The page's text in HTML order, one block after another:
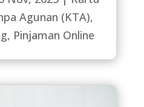
Agunan (KTA),
, Pinjaman Online